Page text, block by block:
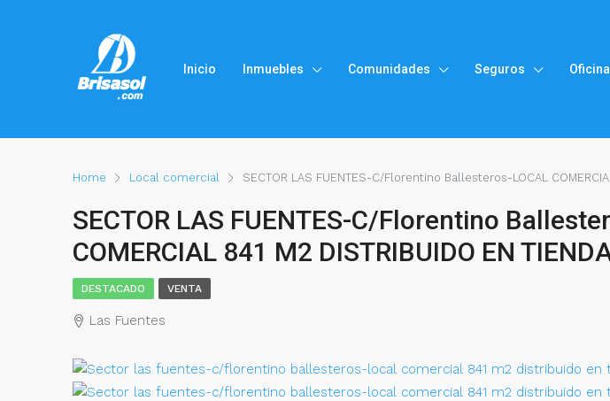
Inicio Inmuebles Comunidades Seguros
Home Local comercial SECTOR LAS FUENTES-C/Florentino Ballesteros-LOCAL
SECTOR LAS FUENTES-C/Florentino
COMERCIAL 841 M2 DISTRIBUIDO EN
DESTACADO VENTA
Las Fuentes